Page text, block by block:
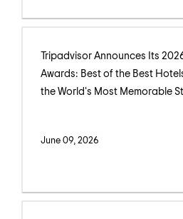
Tripadvisor Announces Its
Awards: Best of the Best
the World's Most Memorable
June 09, 2026